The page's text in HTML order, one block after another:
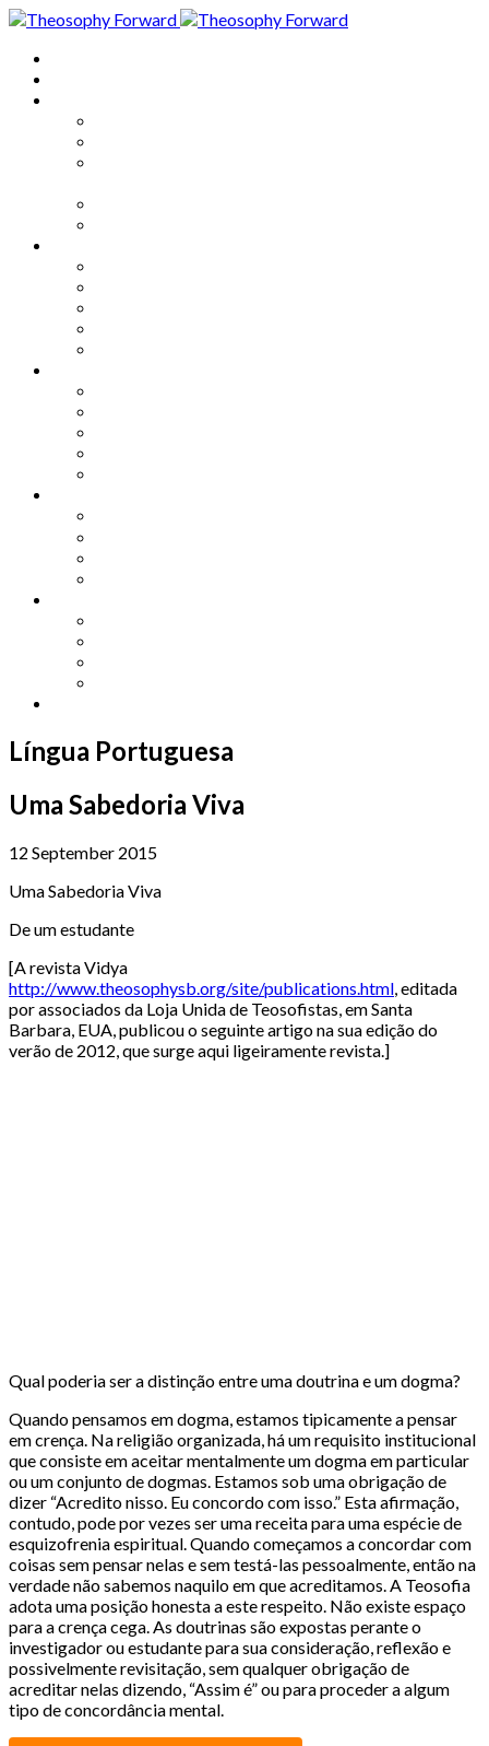
Língua Portuguesa
Uma Sabedoria Viva
12 September 2015
Uma Sabedoria Viva
De um estudante
[A revista Vidya
http://www.theosophysb.org/site/publications.html , editada
por associados da Loja Unida de Teosofistas, em Santa
Barbara, EUA, publicou o seguinte artigo na sua edição do
verão de 2012, que surge aqui ligeiramente revista.]
Qual poderia ser a distinção entre uma doutrina e um dogma?
Quando pensamos em dogma, estamos tipicamente a pensar
em crença. Na religião organizada, há um requisito institucional
que consiste em aceitar mentalmente um dogma em particular
ou um conjunto de dogmas. Estamos sob uma obrigação de
dizer “Acredito nisso. Eu concordo com isso.” Esta afirmação,
contudo, pode por vezes ser uma receita para uma espécie de
esquizofrenia espiritual. Quando começamos a concordar com
coisas sem pensar nelas e sem testá-las pessoalmente, então na
verdade não sabemos naquilo em que acreditamos. A Teosofia
adota uma posição honesta a este respeito. Não existe espaço
para a crença cega. As doutrinas são expostas perante o
investigador ou estudante para sua consideração, reflexão e
possivelmente revisitação, sem qualquer obrigação de
acreditar nelas dizendo, “Assim é” ou para proceder a algum
tipo de concordância mental.